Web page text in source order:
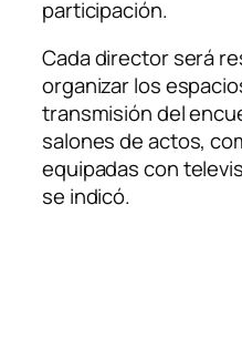
participación.
Cada director será
organizar los
transmisión del
salones de actos,
equipadas con
se indicó.